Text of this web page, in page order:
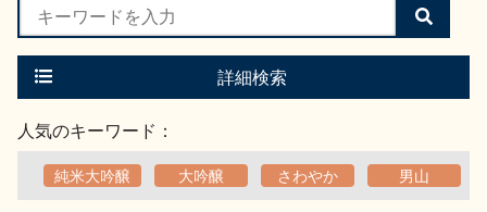
検
索
す
詳細検索
人気のキーワード：
純米大吟醸 大吟醸 さわやか 男山